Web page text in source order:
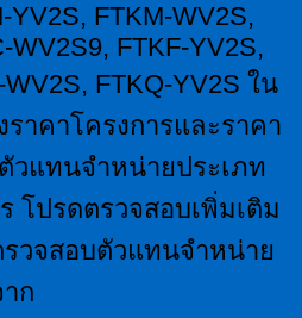
YV2S, FTKM-WV2S,
WV2S9, FTKF-YV2S,
FTKQ-YV2S ใน
าคาโครงการและราคา
วแทนจำหน่ายประเภท
โปรดตรวจสอบเพิ่มเติม
วจสอบตัวแทนจำหน่าย
ก